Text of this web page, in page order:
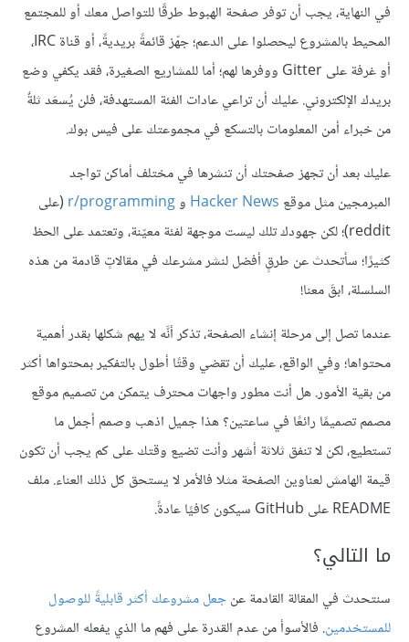
في النهاية، يجب أن توفر صفحة الهبوط طرقًا للتواصل معك أو للمجتمع
المحيط بالمشروع ليحصلوا على الدعم؛ جهّز قائمةً بريديةً، أو قناة IRC،
أو غرفة على Gitter ووفرها لهم؛ أما للمشاريع الصغيرة، فقد يكفي وضع
بريدك الإلكتروني. عليك أن تراعي عادات الفئة المستهدفة، فلن يُسعَد ثلةٌ
من خبراء أمن المعلومات بالتسكع في مجموعتك على فيس بوك.
عليك بعد أن تجهز صفحتك أن تنشرها في مختلف أماكن تواجد
المبرمجين مثل موقع Hacker News وr/programming (على
reddit)؛ لكن جهودك تلك ليست موجهة لفئة معيّنة، وتعتمد على الحظ
كثيرًا؛ سأتحدث عن طرقٍ أفضل لنشر مشرعك في مقالاتٍ قادمة من هذه
السلسلة، ابقَ معنا!
عندما تصل إلى مرحلة إنشاء الصفحة، تذكر أنَّه لا يهم شكلها بقدر أهمية
محتواها؛ وفي الواقع، عليك أن تقضي وقتًا أطول بالتفكير بمحتواها أكثر
من بقية الأمور. هل أنت مطور واجهات محترف يتمكن من تصميم موقع
مصمم تصميمًا رائعًا في ساعتين؟ هذا جميل اذهب وصمم أجمل ما
تستطيع، لكن لا تنفق ثلاثة أشهر وأنت تضيع وقتك على كم يجب أن تكون
قيمة الهامش لعناوين الصفحة مثلا فالأمر لا يستحق كل ذلك العناء. ملف
README على GitHub سيكون كافيًا عادةً.
ما التالي؟
سنتحدث في المقالة القادمة عنجعل مشروعك أكثر قابليةً للوصول
للمستخدمين. فالأسوأ من عدم القدرة على فهم ما الذي يفعله المشروع